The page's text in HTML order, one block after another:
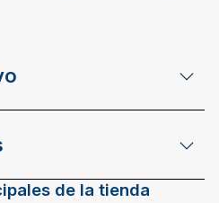
de la tienda